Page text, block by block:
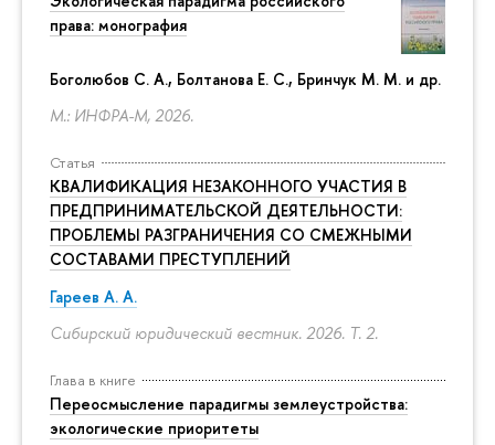
права: монография
Боголюбов С. А., Болтанова Е. С., Бринчук М. М. и др.
М.: ИНФРА-М, 2026.
Статья
КВАЛИФИКАЦИЯ НЕЗАКОННОГО УЧАСТИЯ В
ПРЕДПРИНИМАТЕЛЬСКОЙ ДЕЯТЕЛЬНОСТИ:
ПРОБЛЕМЫ РАЗГРАНИЧЕНИЯ СО СМЕЖНЫМИ
СОСТАВАМИ ПРЕСТУПЛЕНИЙ
Гареев А. А.
Сибирский юридический вестник. 2026. Т. 2.
Глава в книге
Переосмысление парадигмы землеустройства:
экологические приоритеты